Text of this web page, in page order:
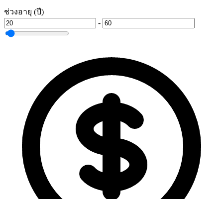
ช่วงอายุ (ปี)
-